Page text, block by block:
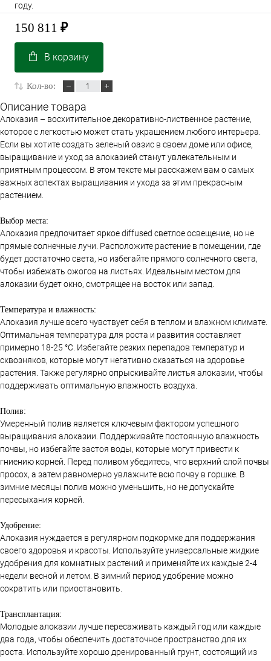
году.
150 811 ₽
В корзину
Кол-во:
Описание товара
Алоказия – восхитительное декоративно-лиственное растение,
которое с легкостью может стать украшением любого интерьера.
Если вы хотите создать зеленый оазис в своем доме или офисе,
выращивание и уход за алоказией станут увлекательным и
приятным процессом. В этом тексте мы расскажем вам о самых
важных аспектах выращивания и ухода за этим прекрасным
растением.
Выбор места:
Алоказия предпочитает яркое diffused светлое освещение, но не
прямые солнечные лучи. Расположите растение в помещении, где
будет достаточно света, но избегайте прямого солнечного света,
чтобы избежать ожогов на листьях. Идеальным местом для
алоказии будет окно, смотрящее на восток или запад.
Температура и влажность:
Алоказия лучше всего чувствует себя в теплом и влажном климате.
Оптимальная температура для роста и развития составляет
примерно 18-25 °C. Избегайте резких перепадов температур и
сквозняков, которые могут негативно сказаться на здоровье
растения. Также регулярно опрыскивайте листья алоказии, чтобы
поддерживать оптимальную влажность воздуха.
Полив:
Умеренный полив является ключевым фактором успешного
выращивания алоказии. Поддерживайте постоянную влажность
почвы, но избегайте застоя воды, которые могут привести к
гниению корней. Перед поливом убедитесь, что верхний слой почвы
просох, а затем равномерно увлажните всю почву в горшке. В
зимние месяцы полив можно уменьшить, но не допускайте
пересыхания корней.
Удобрение:
Алоказия нуждается в регулярном подкормке для поддержания
своего здоровья и красоты. Используйте универсальные жидкие
удобрения для комнатных растений и применяйте их каждые 2-4
недели весной и летом. В зимний период удобрение можно
сократить или приостановить.
Трансплантация:
Молодые алоказии лучше пересаживать каждый год или каждые
два года, чтобы обеспечить достаточное пространство для их
роста. Используйте хорошо дренированный грунт, состоящий из